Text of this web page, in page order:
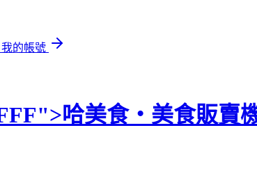
我的帳號
哈美食‧美食販賣